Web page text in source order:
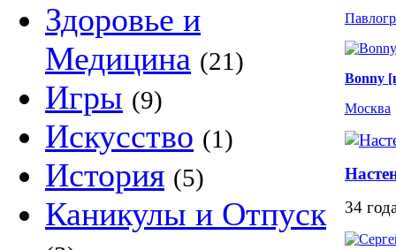
Здоровье и
Медицина (21)
Игры (9)
Искусство (1)
История (5)
Каникулы и Отпуск
Bonny
Москва
34